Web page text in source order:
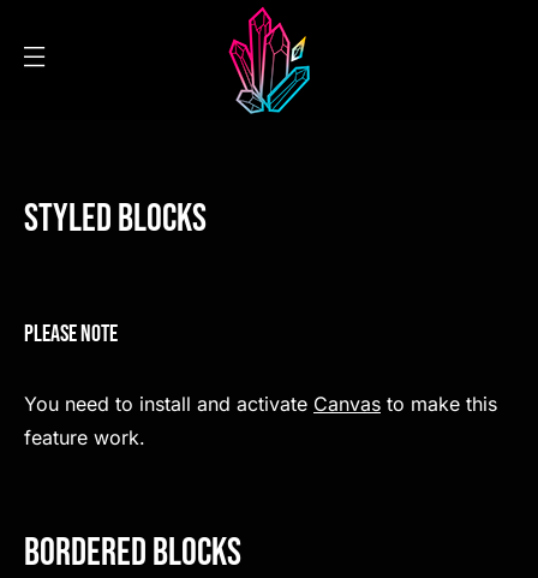
Styled Blocks
Please Note
You need to install and activate Canvas to make this
feature work.
Bordered Blocks